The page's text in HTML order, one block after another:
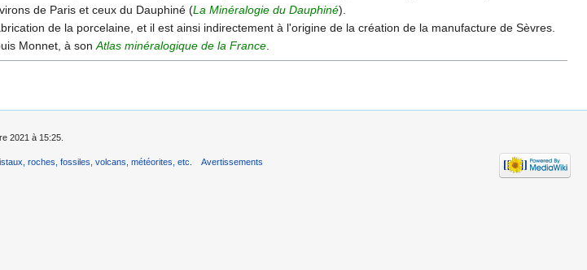
de Paris et ceux du Dauphiné (La Minéralogie du Dauphiné).
de la porcelaine, et il est ainsi indirectement à l'origine de la création de la manufacture de Sèvres.
Monnet, à sonAtlas minéralogique de la France.
2021 à 15:25.
roches, fossiles, volcans, météorites, etc. Avertissements